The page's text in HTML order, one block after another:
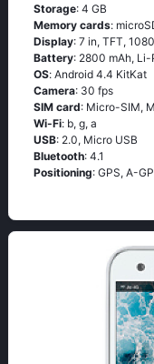
Storage: 4 GB
Memory cards:
Display: 7 in, TFT,
Battery: 2800 mAh,
OS: Аndrоid 4.4 ΚitΚаt
Camera: 30 fps
SIM card: Micro-SIM,
Wi-Fi: b, g, а
USB: 2.0, Micro USB
Bluetooth: 4.1
Positioning: GРS, А-